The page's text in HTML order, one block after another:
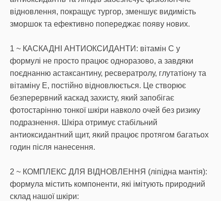
відновлення, покращує тургор, зменшує видимість
зморшок та ефективно попереджає появу нових.
1 ~ КАСКАДНІ АНТИОКСИДАНТИ: вітамін С у
формулі не просто працює одноразово, а завдяки
поєднанню астаксантину, ресвератролу, глутатіону та
вітаміну Е, постійно відновлюється. Це створює
безперервний каскад захисту, який запобігає
фотостарінню тонкої шкіри навколо очей без ризику
подразнення. Шкіра отримує стабільний
антиоксидантний щит, який працює протягом багатьох
годин після нанесення.
2 ~ КОМПЛЕКС ДЛЯ ВІДНОВЛЕННЯ (ліпідна мантія):
формула містить компоненти, які імітують природний
склад нашої шкіри: